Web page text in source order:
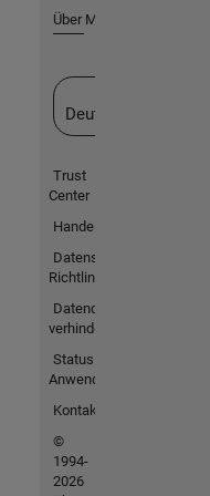
Über MathWorks
Deutschland
Trust
Center
Handelsmarken
Datenschutz-
Richtlinien
Datendiebstahl
verhindern
Status von
Anwendungen
Kontakt
©
1994-
2026